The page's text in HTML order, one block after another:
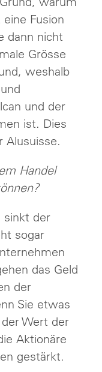
Fusion
dann nicht
Grösse
weshalb
und der
ist. Dies
Alusuisse.
Handel
sinkt der
sogar
das Geld
der
Sie etwas
Wert der
Aktionäre
gestärkt.